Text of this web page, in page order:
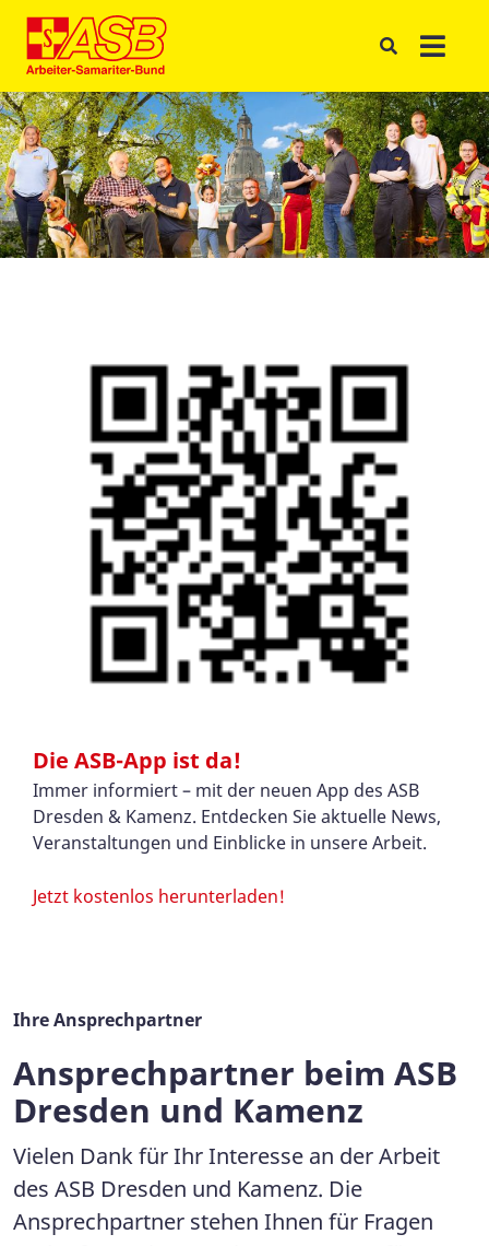
Die ASB-App ist da!
Immer informiert – mit der neuen App des ASB
Dresden & Kamenz. Entdecken Sie aktuelle News,
Veranstaltungen und Einblicke in unsere Arbeit.
Jetzt kostenlos herunterladen!
Ihre Ansprechpartner
Ansprechpartner beim ASB
Dresden und Kamenz
Vielen Dank für Ihr Interesse an der Arbeit
des ASB Dresden und Kamenz. Die
Ansprechpartner stehen Ihnen für Fragen